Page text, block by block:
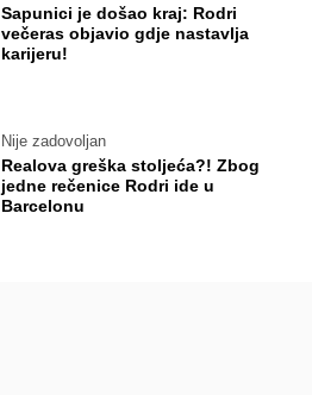
Sapunici je došao kraj: Rodri
večeras objavio gdje nastavlja
karijeru!
Nije zadovoljan
Realova greška stoljeća?! Zbog
jedne rečenice Rodri ide u
Barcelonu